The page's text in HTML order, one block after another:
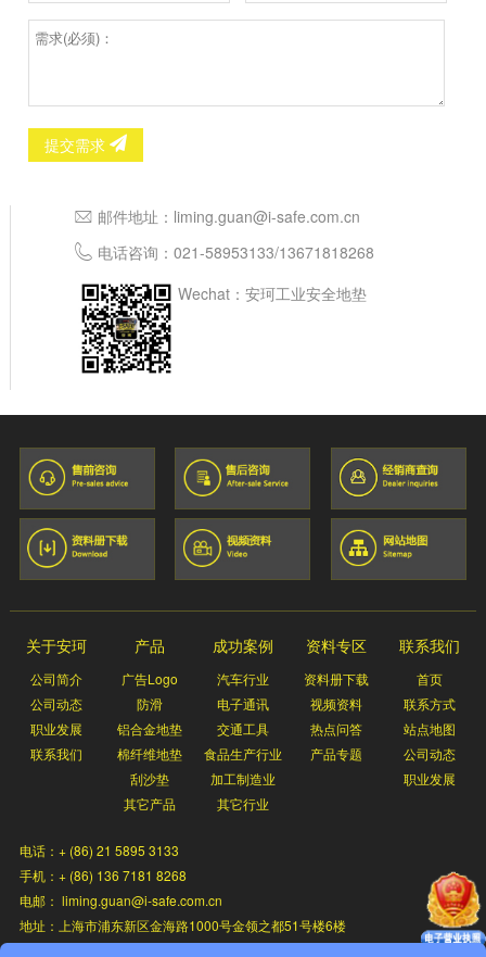
提交需求
邮件地址： liming.guan@i-safe.com.cn
电话咨询： 021-58953133/13671818268
Wechat：安珂工业安全地垫
关于安珂
公司简介
公司动态
职业发展
联系我们
产品
广告Logo
防滑
铝合金地垫
棉纤维地垫
刮沙垫
其它产品
成功案例
汽车行业
电子通讯
交通工具
食品生产行业
加工制造业
其它行业
资料专区
资料册下载
视频资料
热点问答
产品专题
联系我们
首页
联系方式
站点地图
公司动态
职业发展
电话：+ (86) 21 5895 3133
手机：+ (86) 136 7181 8268
电邮： liming.guan@i-safe.com.cn
地址：上海市浦东新区金海路1000号金领之都51号楼6楼